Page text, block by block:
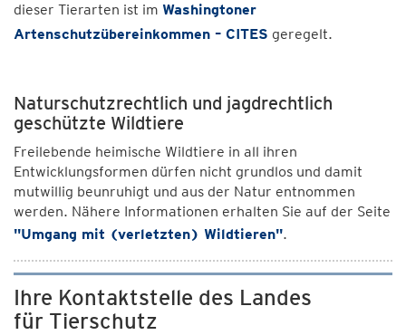
dieser Tierarten ist im Washingtoner
Artenschutzübereinkommen – CITES geregelt.
Naturschutzrechtlich und jagdrechtlich
geschützte Wildtiere
Freilebende heimische Wildtiere in all ihren
Entwicklungsformen dürfen nicht grundlos und damit
mutwillig beunruhigt und aus der Natur entnommen
werden. Nähere Informationen erhalten Sie auf der Seite
"Umgang mit (verletzten) Wildtieren".
Ihre Kontaktstelle des Landes
für Tierschutz